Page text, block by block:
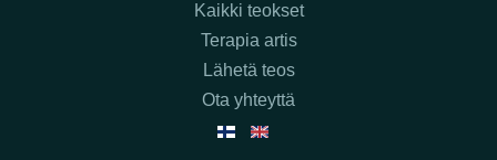
Kaikki teokset
Terapia artis
Lähetä teos
Ota yhteyttä